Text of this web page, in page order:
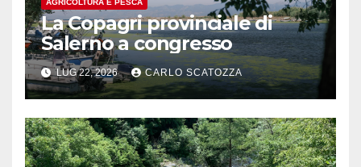
AGRICOLTURA E PESCA
La Copagri provinciale di
Salerno a congresso
LUG 22, 2026 CARLO SCATOZZA